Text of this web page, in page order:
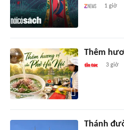
1 giờ
Thêm
3 giờ
Thánh